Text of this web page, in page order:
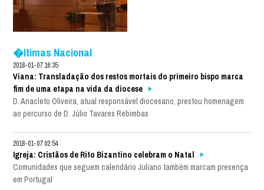
�ltimas Nacional
2018-01-07 16:35
Viana: Transladação dos restos mortais do primeiro bispo marca
fim de uma etapa na vida da diocese
D. Anacleto Oliveira, atual responsável diocesano, prestou homenagem
ao percurso de D. Júlio Tavares Rebimbas
2018-01-07 02:54
Igreja: Cristãos de Rito Bizantino celebram o Natal
Comunidades que seguem calendário Juliano também marcam presença
em Portugal